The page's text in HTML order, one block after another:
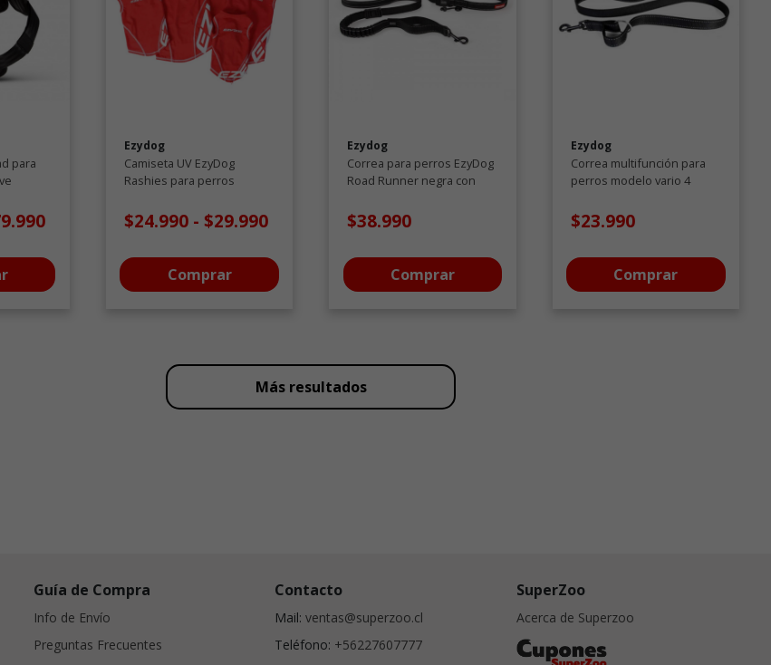
para
Ezydog
Camiseta UV EzyDog
Rashies para perros
$24.990 - $29.990
Comprar
Ezydog
Correa para perros EzyDog
Road Runner negra con
$38.990
Comprar
Ezydog
Correa multifunción para
perros modelo vario 4
$23.990
Comprar
Más resultados
Guía de Compra
Info de Envío
Preguntas Frecuentes
Contacto
Mail: ventas@superzoo.cl
Teléfono: +56227607777
SuperZoo
Acerca de Superzoo